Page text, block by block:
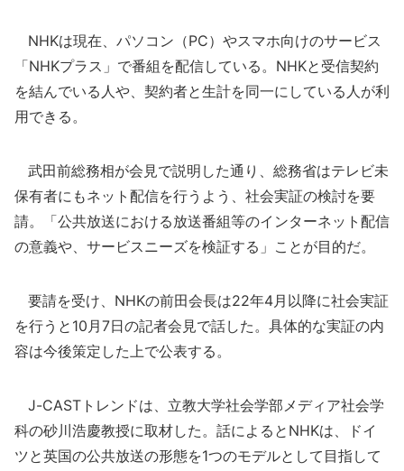
NHKは現在、パソコン（PC）やスマホ向けのサービス
「NHKプラス」で番組を配信している。NHKと受信契約
を結んでいる人や、契約者と生計を同一にしている人が利
用できる。
武田前総務相が会見で説明した通り、総務省はテレビ未
保有者にもネット配信を行うよう、社会実証の検討を要
請。「公共放送における放送番組等のインターネット配信
の意義や、サービスニーズを検証する」ことが目的だ。
要請を受け、NHKの前田会長は22年4月以降に社会実証
を行うと10月7日の記者会見で話した。具体的な実証の内
容は今後策定した上で公表する。
J-CASTトレンドは、立教大学社会学部メディア社会学
科の砂川浩慶教授に取材した。話によるとNHKは、ドイ
ツと英国の公共放送の形態を1つのモデルとして目指して